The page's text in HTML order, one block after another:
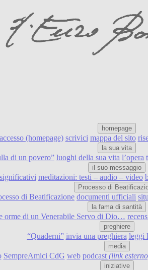
homepage
(homepage) scrivici mappa del sito
la sua vita
di un povero” luoghi della sua vita l’opera
il suo messaggio
meditazioni: testi – audio – video
Processo di
di Beatificazione documenti ufficiali
la fama di santità
orme di un Venerabile Servo di Dio…
preghiere
“Quaderni” invia una preghiera leggi
media
SempreAmici CdG web podcast (link
iniziative